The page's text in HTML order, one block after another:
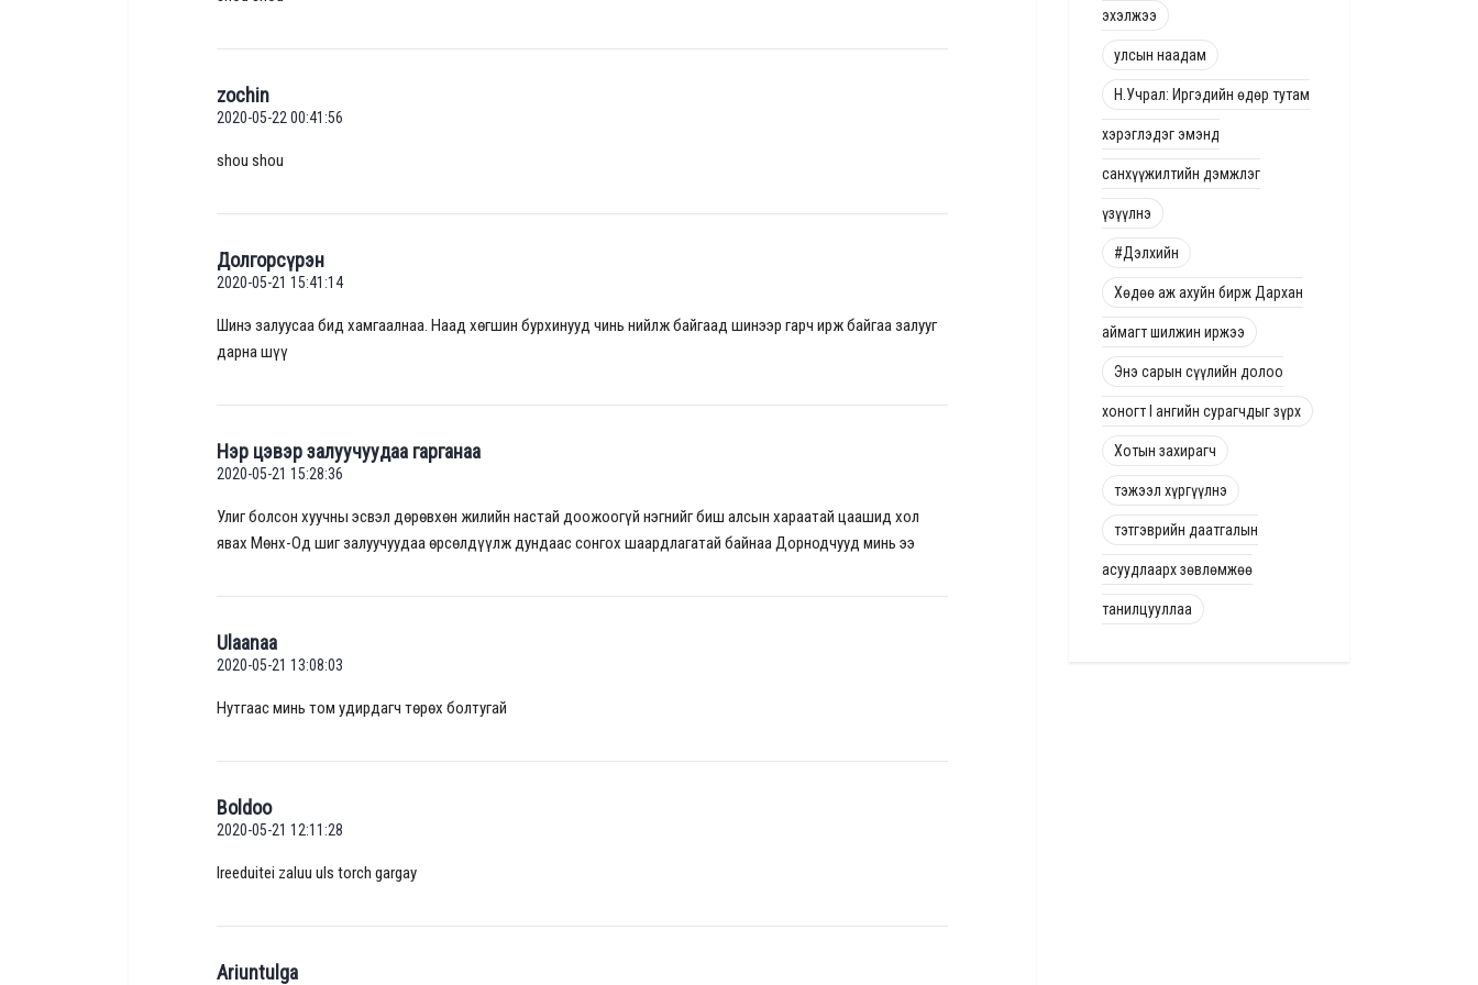
zochin
2020-05-22 00:41:56
shou shou
Долгорсүрэн
2020-05-21 15:41:14
Шинэ залуусаа бид хамгаалнаа. Наад хөгшин бурхинууд чинь нийлж байгаад шинээр гарч ирж байгаа залууг
дарна шүү
Нэр цэвэр залуучуудаа гарганаа
2020-05-21 15:28:36
Улиг болсон хуучны эсвэл дөрөвхөн жилийн настай доожоогүй нэгнийг биш алсын хараатай цаашид хол
явах Мөнх-Од шиг залуучуудаа өрсөлдүүлж дундаас сонгох шаардлагатай байнаа Дорнодчууд минь ээ
Ulaanaa
2020-05-21 13:08:03
Нутгаас минь том удирдагч төрөх болтугай
Boldoo
2020-05-21 12:11:28
Ireeduitei zaluu uls torch gargay
Ariuntulga
эхэлжээ
улсын наадам
Н.Учрал: Иргэдийн өдөр тутам
хэрэглэдэг эмэнд
санхүүжилтийн дэмжлэг
үзүүлнэ
#Дэлхийн
Хөдөө аж ахуйн бирж Дархан
аймагт шилжин иржээ
Энэ сарын сүүлийн долоо
хоногт I ангийн сурагчдыг зүрх
Хотын захирагч
тэжээл хүргүүлнэ
тэтгэврийн даатгалын
асуудлаарх зөвлөмжөө
танилцууллаа